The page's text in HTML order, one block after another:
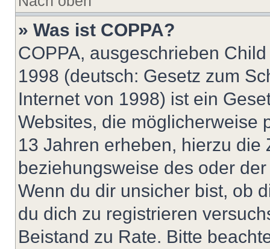
» Was ist COPPA?
COPPA, ausgeschrieben
1998 (deutsch: Gesetz zum
Internet von 1998) ist ein
Websites, die möglicherweise
13 Jahren erheben, hierzu die
beziehungsweise des oder
Wenn du dir unsicher bist, ob
du dich zu registrieren
Beistand zu Rate. Bitte